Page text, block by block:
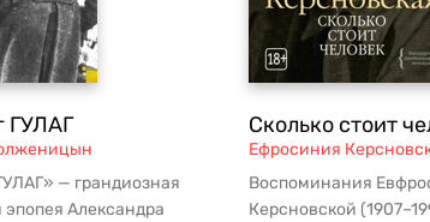
ГУЛАГ
— грандиозная
Александра
Сколько стоит
Ефросиния
Воспоминания
Керсновской